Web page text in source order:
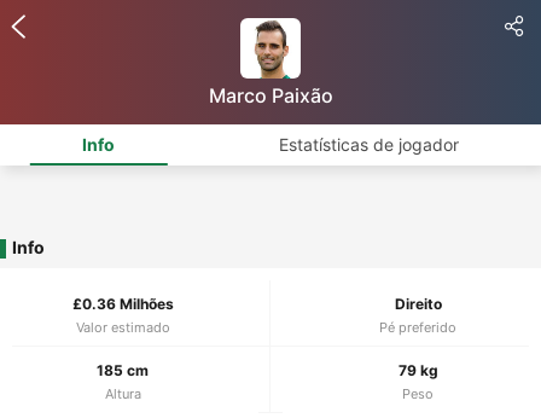
Marco Paixão
Info Estatísticas de jogador
Info
£0.36 Milhões
Valor estimado
Direito
Pé preferido
185 cm
Altura
79 kg
Peso